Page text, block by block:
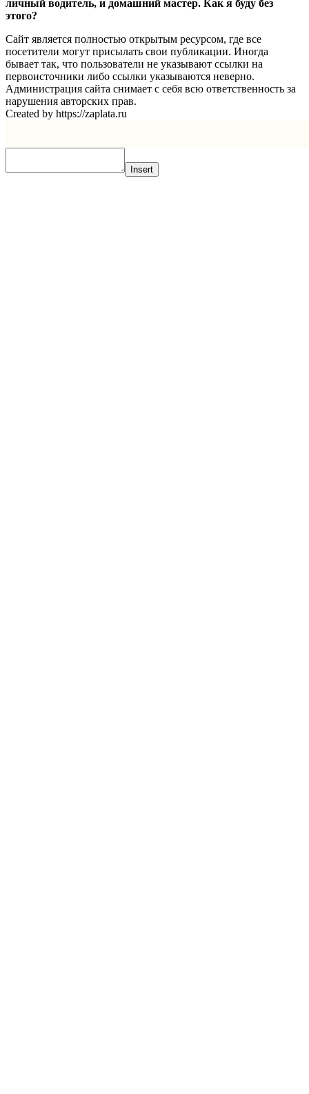
личный водитель, и домашний мастер. Как я буду без
этого?
Сайт является полностью открытым ресурсом, где все
посетители могут присылать свои публикации. Иногда
бывает так, что пользователи не указывают ссылки на
первоисточники либо ссылки указываются неверно.
Администрация сайта снимает с себя всю ответственность за
нарушения авторских прав.
Created by https://zaplata.ru
Insert